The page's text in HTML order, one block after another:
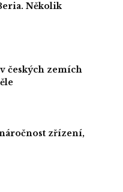
Několik
českých zemích
zřízení,